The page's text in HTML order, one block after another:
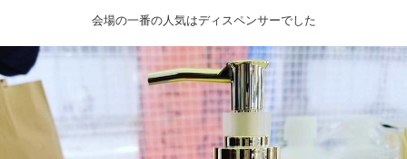
会場の一番の人気はディスペンサーでした